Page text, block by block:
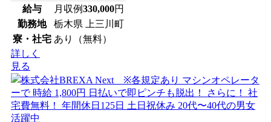
給与
月収例330,000円
勤務地
栃木県 上三川町
寮・社宅 あり（無料）
詳しく
見る